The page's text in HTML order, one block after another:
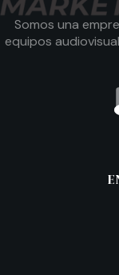
Somos una
equipos